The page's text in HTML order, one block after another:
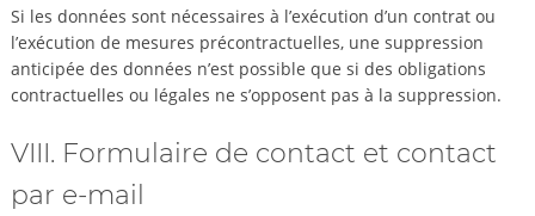
Si les données sont nécessaires à l’exécution d’un contrat ou
l’exécution de mesures précontractuelles, une suppression
anticipée des données n’est possible que si des obligations
contractuelles ou légales ne s’opposent pas à la suppression.
VIII. Formulaire de contact et contact
par e-mail